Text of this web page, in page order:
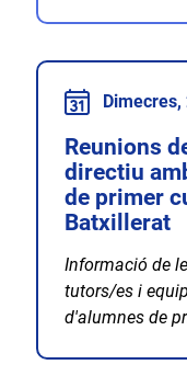
Reunions
directiu
de primer
Batxillerat
Informació de
tutors/es i
d'alumnes de